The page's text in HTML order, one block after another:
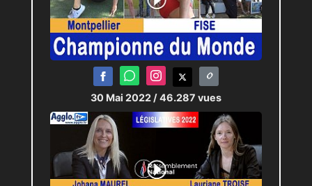
30 Mai 2022 / 46.287 vues